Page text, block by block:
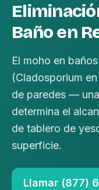
Baño en
El moho en
(Cladosporium
de paredes —
determina el
de tablero de
superficie.
Llamar (877)